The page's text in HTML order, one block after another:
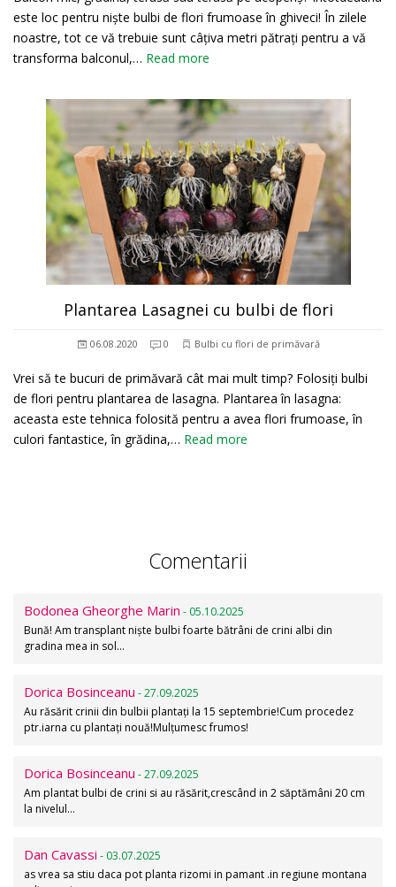
este loc pentru niște bulbi de flori frumoase în ghiveci! În zilele
noastre, tot ce vă trebuie sunt câțiva metri pătrați pentru a vă
transforma balconul,… Read more
Plantarea Lasagnei cu bulbi de flori
06.08.2020 0 Bulbi cu flori de primăvară
Vrei să te bucuri de primăvară cât mai mult timp? Folosiți bulbi
de flori pentru plantarea de lasagna. Plantarea în lasagna:
aceasta este tehnica folosită pentru a avea flori frumoase, în
culori fantastice, în grădina,… Read more
Comentarii
Bodonea Gheorghe Marin - 05.10.2025
Bună! Am transplant niște bulbi foarte bătrâni de crini albi din
gradina mea in sol…
Dorica Bosinceanu - 27.09.2025
Au răsărit crinii din bulbii plantați la 15 septembrie!Cum procedez
ptr.iarna cu plantați nouă!Mulțumesc frumos!
Dorica Bosinceanu - 27.09.2025
Am plantat bulbi de crini si au răsărit,crescând in 2 săptămâni 20 cm
la nivelul…
Dan Cavassi - 03.07.2025
as vrea sa stiu daca pot planta rizomi in pamant .in regiune montana